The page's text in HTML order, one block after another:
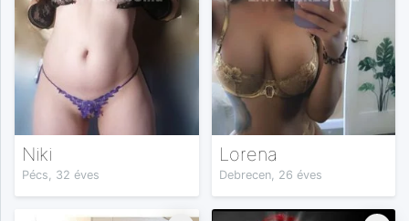
Niki
Pécs, 32 éves
Lorena
Debrecen, 26 éves